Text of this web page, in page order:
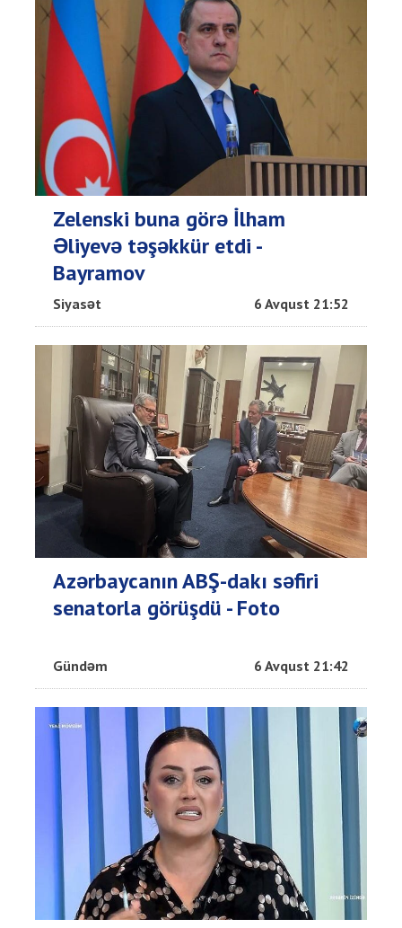
Zelenski buna görə İlham
Əliyevə təşəkkür etdi -
Bayramov
Siyasət 6 Avqust 21:52
Azərbaycanın ABŞ-dakı səfiri
senatorla görüşdü - Foto
Gündəm 6 Avqust 21:42